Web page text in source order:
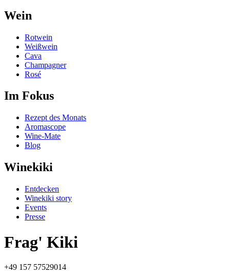
Wein
Rotwein
Weißwein
Cava
Champagner
Rosé
Im Fokus
Rezept des Monats
Aromascope
Wine-Mate
Blog
Winekiki
Entdecken
Winekiki story
Events
Presse
Frag' Kiki
+49 157 57529014